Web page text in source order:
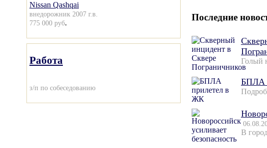
Nissan Qashqai
внедорожник 2007 г.в.
775 000 руб.
Работа
з/п по собеседованию
Последние
Голый
БПЛА
В